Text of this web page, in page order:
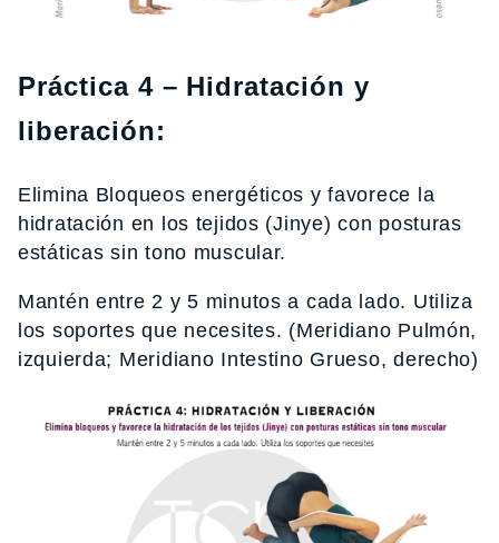
Práctica 4 – Hidratación y
liberación:
Elimina Bloqueos energéticos y favorece la
hidratación en los tejidos (Jinye) con posturas
estáticas sin tono muscular.
Mantén entre 2 y 5 minutos a cada lado. Utiliza
los soportes que necesites. (Meridiano Pulmón,
izquierda; Meridiano Intestino Grueso, derecho)